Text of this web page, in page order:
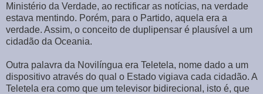
Ministério da Verdade, ao rectificar as notícias, na verdade
estava mentindo. Porém, para o Partido, aquela era a
verdade. Assim, o conceito de duplipensar é plausível a um
cidadão da Oceania.
Outra palavra da Novilíngua era Teletela, nome dado a um
dispositivo através do qual o Estado vigiava cada cidadão. A
Teletela era como que um televisor bidirecional, isto é, que